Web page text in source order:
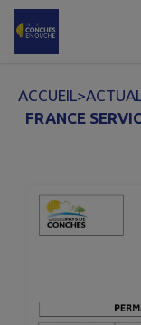
Contenu
ACCUEIL>
FRANCE